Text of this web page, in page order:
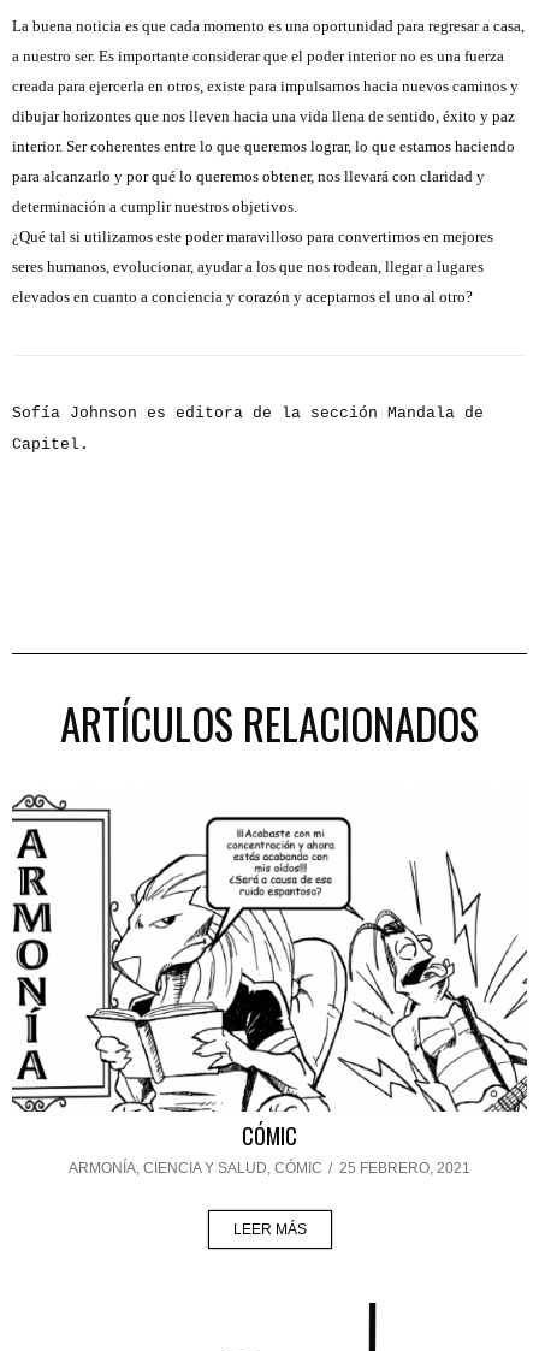
La buena noticia es que cada momento es una oportunidad para regresar a casa,
a nuestro ser. Es importante considerar que el poder interior no es una fuerza
creada para ejercerla en otros, existe para impulsarnos hacia nuevos caminos y
dibujar horizontes que nos lleven hacia una vida llena de sentido, éxito y paz
interior. Ser coherentes entre lo que queremos lograr, lo que estamos haciendo
para alcanzarlo y por qué lo queremos obtener, nos llevará con claridad y
determinación a cumplir nuestros objetivos.
¿Qué tal si utilizamos este poder maravilloso para convertirnos en mejores
seres humanos, evolucionar, ayudar a los que nos rodean, llegar a lugares
elevados en cuanto a conciencia y corazón y aceptarnos el uno al otro?
Sofía Johnson es editora de la sección Mandala de
Capitel.
ARTÍCULOS RELACIONADOS
CÓMIC
ARMONÍA, CIENCIA Y SALUD, CÓMIC / 25 FEBRERO, 2021
LEER MÁS